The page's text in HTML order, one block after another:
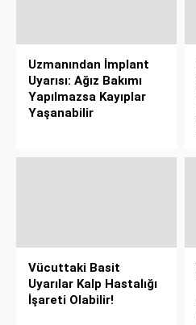
Uzmanından İmplant
Uyarısı: Ağız Bakımı
Yapılmazsa Kayıplar
Yaşanabilir
Vücuttaki Basit
Uyarılar Kalp Hastalığı
İşareti Olabilir!